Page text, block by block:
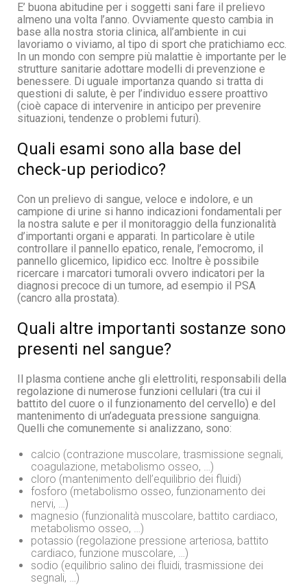
E’ buona abitudine per i soggetti sani fare il prelievo
almeno una volta l’anno. Ovviamente questo cambia in
base alla nostra storia clinica, all’ambiente in cui
lavoriamo o viviamo, al tipo di sport che pratichiamo ecc.
In un mondo con sempre più malattie è importante per le
strutture sanitarie adottare modelli di prevenzione e
benessere. Di uguale importanza quando si tratta di
questioni di salute, è per l’individuo essere proattivo
(cioè capace di intervenire in anticipo per prevenire
situazioni, tendenze o problemi futuri).
Quali esami sono alla base del
check-up periodico?
Con un prelievo di sangue, veloce e indolore, e un
campione di urine si hanno indicazioni fondamentali per
la nostra salute e per il monitoraggio della funzionalità
d’importanti organi e apparati. In particolare è utile
controllare il pannello epatico, renale, l’emocromo, il
pannello glicemico, lipidico ecc. Inoltre è possibile
ricercare i marcatori tumorali ovvero indicatori per la
diagnosi precoce di un tumore, ad esempio il PSA
(cancro alla prostata).
Quali altre importanti sostanze sono
presenti nel sangue?
Il plasma contiene anche gli elettroliti, responsabili della
regolazione di numerose funzioni cellulari (tra cui il
battito del cuore o il funzionamento del cervello) e del
mantenimento di un’adeguata pressione sanguigna.
Quelli che comunemente si analizzano, sono:
calcio (contrazione muscolare, trasmissione segnali,
coagulazione, metabolismo osseo, …)
cloro (mantenimento dell’equilibrio dei fluidi)
fosforo (metabolismo osseo, funzionamento dei
nervi, …)
magnesio (funzionalità muscolare, battito cardiaco,
metabolismo osseo, …)
potassio (regolazione pressione arteriosa, battito
cardiaco, funzione muscolare, …)
sodio (equilibrio salino dei fluidi, trasmissione dei
segnali, …)